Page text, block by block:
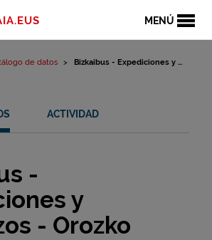
MENÚ
de datos Bizkaibus - Expediciones y ...
ACTIVIDAD
-
y
- Orozko